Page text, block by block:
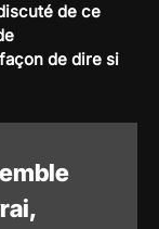
de ce
de dire si